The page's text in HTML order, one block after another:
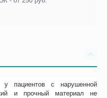
пациентов с нарушенной
и прочный материал не